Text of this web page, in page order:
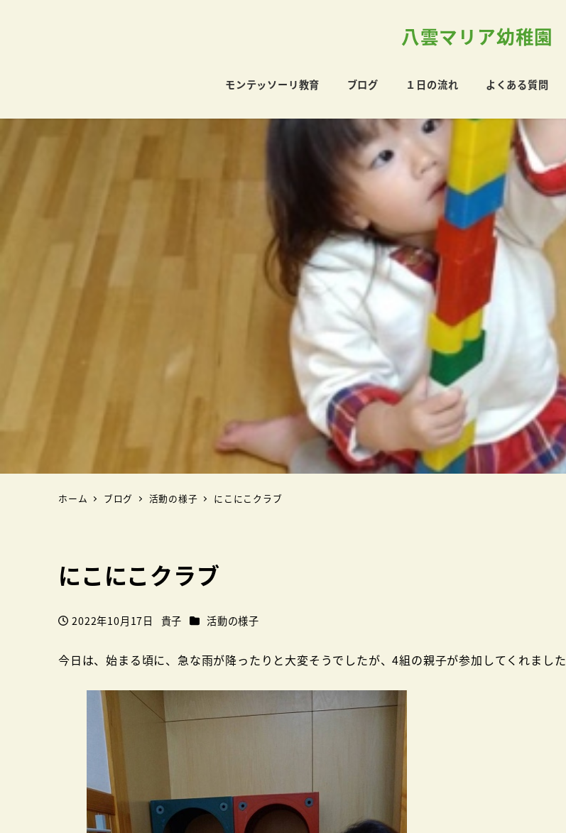
八雲マリア幼稚園
モンテッソーリ教育 ブログ １日の流れ よくある質問
ホーム ブログ 活動の様子 にこにこクラブ
にこにこクラブ
投稿日
2022年10月17日
著
貴子 カテゴリー
活動の様子
今日は、始まる頃に、急な雨が降ったりと大変そうでしたが、4組の親子が参加してくれました